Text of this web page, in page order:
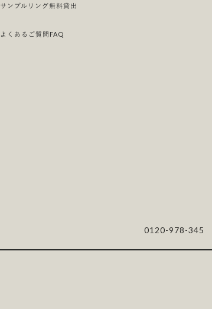
サンプルリング無料貸出
よくあるご質問FAQ
0120-978-345